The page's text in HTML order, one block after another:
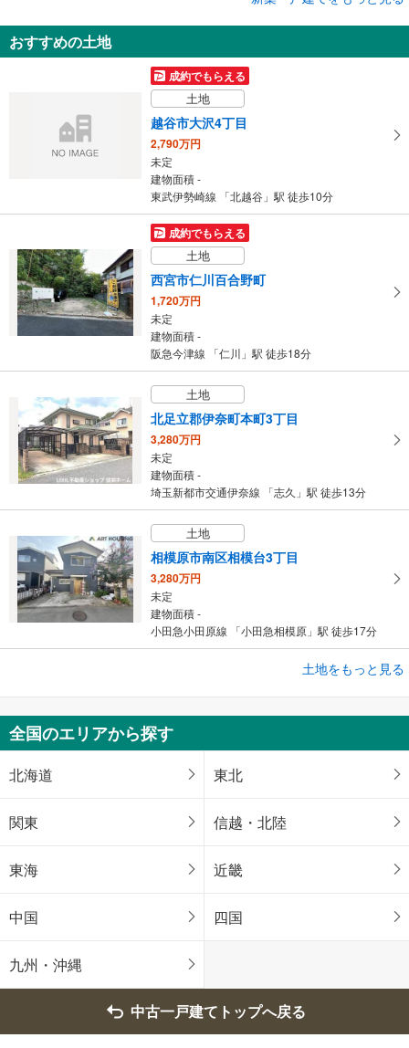
4,740万円～5,040万円
4LDK
建物面積 103.5m
おすすめの土地
成約でもらえる
土地
越谷市大沢4丁目
2,790万円
未定
建物面積 -
東武伊勢崎線 「北越谷」駅 徒歩10分
成約でもらえる
土地
西宮市仁川百合野町
1,720万円
未定
建物面積 -
阪急今津線 「仁川」駅 徒歩18分
土地
北足立郡伊奈町本町3丁目
3,280万円
未定
建物面積 -
埼玉新都市交通伊奈線 「志久」駅 徒歩13分
土地
相模原市南区相模台3丁目
3,280万円
未定
建物面積 -
小田急小田原線 「小田急相模原」駅 徒歩17分
500万円
未定
建物面積 -
神社入口バス停「神社入口バス停」下車 徒歩4分
土地をもっと見る
全国のエリアから探す
北海道 東北
関東 信越・北陸
東海 近畿
中国 四国
九州・沖縄
中古一戸建てトップへ戻る